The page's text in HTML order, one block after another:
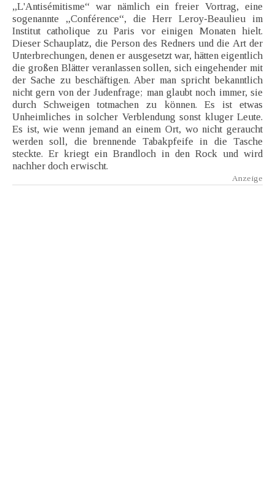
„L'Antisémitisme“ war nämlich ein freier Vortrag, eine
sogenannte „Conférence“, die Herr Leroy-Beaulieu im
Institut catholique zu Paris vor einigen Monaten hielt.
Dieser Schauplatz, die Person des Redners und die Art der
Unterbrechungen, denen er ausgesetzt war, hätten eigentlich
die großen Blätter veranlassen sollen, sich eingehender mit
der Sache zu beschäftigen. Aber man spricht bekanntlich
nicht gern von der Judenfrage; man glaubt noch immer, sie
durch Schweigen totmachen zu können. Es ist etwas
Unheimliches in solcher Verblendung sonst kluger Leute.
Es ist, wie wenn jemand an einem Ort, wo nicht geraucht
werden soll, die brennende Tabakpfeife in die Tasche
steckte. Er kriegt ein Brandloch in den Rock und wird
nachher doch erwischt.